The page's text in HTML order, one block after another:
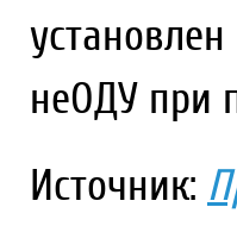
неОДУ при
Источник: